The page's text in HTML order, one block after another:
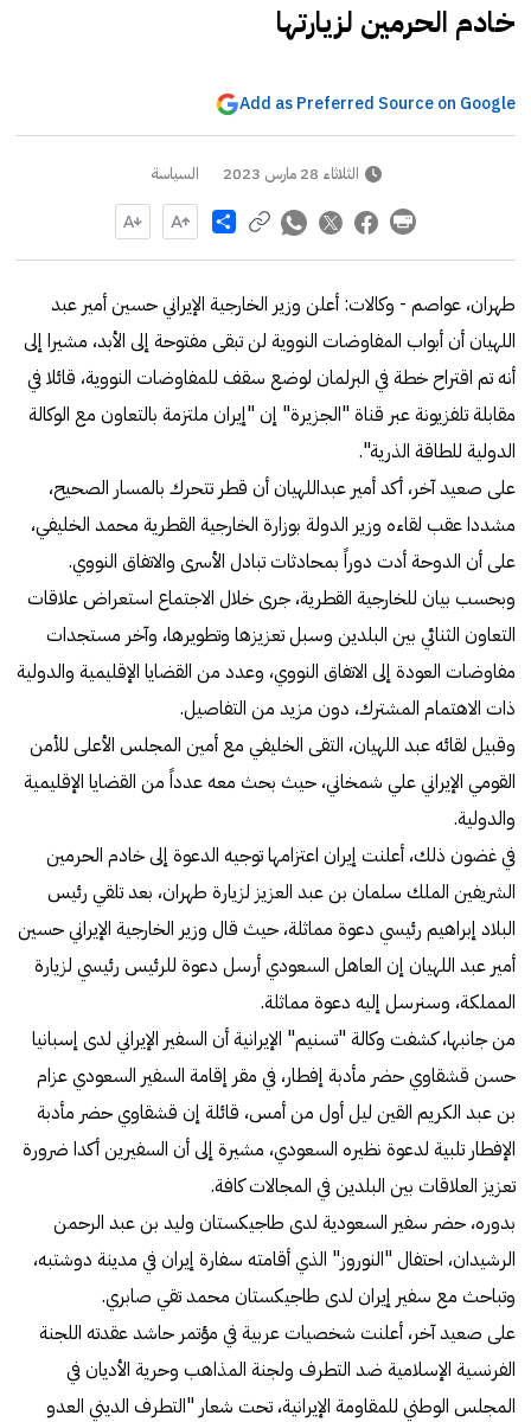
خادم الحرمين لزيارتها
Add as Preferred Source on Google
الثلاثاء 28 مارس 2023 السياسة
Share
طهران، عواصم - وكالات: أعلن وزير الخارجية الإيراني حسين أمير عبد
اللهيان أن أبواب المفاوضات النووية لن تبقى مفتوحة إلى الأبد، مشيرا إلى
أنه تم اقتراح خطة في البرلمان لوضع سقف للمفاوضات النووية، قائلا في
مقابلة تلفزيونة عبر قناة "الجزيرة" إن "إيران ملتزمة بالتعاون مع الوكالة
الدولية للطاقة الذرية".
على صعيد آخر، أكد أمير عبداللهيان أن قطر تتحرك بالمسار الصحيح،
مشددا عقب لقاءه وزير الدولة بوزارة الخارجية القطرية محمد الخليفي،
على أن الدوحة أدت دوراً بمحادثات تبادل الأسرى والاتفاق النووي.
وبحسب بيان للخارجية القطرية، جرى خلال الاجتماع استعراض علاقات
التعاون الثنائي بين البلدين وسبل تعزيزها وتطويرها، وآخر مستجدات
مفاوضات العودة إلى الاتفاق النووي، وعدد من القضايا الإقليمية والدولية
ذات الاهتمام المشترك، دون مزيد من التفاصيل.
وقبيل لقائه عبد اللهيان، التقى الخليفي مع أمين المجلس الأعلى للأمن
القومي الإيراني علي شمخاني، حيث بحث معه عدداً من القضايا الإقليمية
والدولية.
في غضون ذلك، أعلنت إيران اعتزامها توجيه الدعوة إلى خادم الحرمين
الشريفين الملك سلمان بن عبد العزيز لزيارة طهران، بعد تلقي رئيس
البلاد إبراهيم رئيسي دعوة مماثلة، حيث قال وزير الخارجية الإيراني حسين
أمير عبد اللهيان إن العاهل السعودي أرسل دعوة للرئيس رئيسي لزيارة
المملكة، وسنرسل إليه دعوة مماثلة.
من جانبها، كشفت وكالة "تسنيم" الإيرانية أن السفير الإيراني لدى إسبانيا
حسن قشقاوي حضر مأدبة إفطار، في مقر إقامة السفير السعودي عزام
بن عبد الكريم القين ليل أول من أمس، قائلة إن قشقاوي حضر مأدبة
الإفطار تلبية لدعوة نظيره السعودي، مشيرة إلى أن السفيرين أكدا ضرورة
تعزيز العلاقات بين البلدين في المجالات كافة.
بدوره، حضر سفير السعودية لدى طاجيكستان وليد بن عبد الرحمن
الرشيدان، احتفال "النوروز" الذي أقامته سفارة إيران في مدينة دوشتبه،
وتباحث مع سفير إيران لدى طاجيكستان محمد تقي صابري.
على صعيد آخر، أعلنت شخصیات عربیة في مؤتمر حاشد عقدته اللجنة
الفرنسية الإسلامية ضد التطرف ولجنة المذاهب وحرية الأديان في
المجلس الوطني للمقاومة الإيرانية، تحت شعار "التطرف الدیني العدو